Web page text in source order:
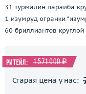
31 турмалин параиба
1 изумруд огранки
60 бриллиантов
Ритейл: 1 571 000 ₽
Старая цена у нас: